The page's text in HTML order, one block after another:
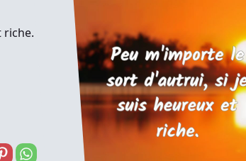
riche.